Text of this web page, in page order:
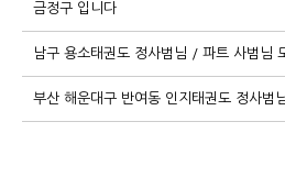
금정구 입니다
남구 용소태권도 정사범님 / 파트 사범님